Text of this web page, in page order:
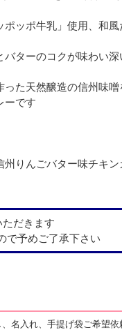
ポ牛乳」使用、和風
ーのコクが味わい深
天然醸造の信州味噌
です
りんごバター味チキ
だきます
で予めご了承下さい
名入れ、手提げ袋ご希望